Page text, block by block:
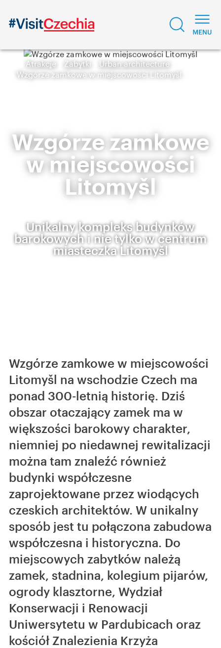
Atrakcje Zabytki
Urban architecture
Wzgórze zamkowe w miejscowości Litomyšl
Wzgórze zamkowe
w miejscowości
Litomyšl
Unikalny kompleks budynków
barokowych i nie tylko w centrum
miasteczka Litomyšl
Wzgórze zamkowe w miejscowości
Litomyšl na wschodzie Czech ma
ponad 300-letnią historię. Dziś
obszar otaczający zamek ma w
większości barokowy charakter,
niemniej po niedawnej rewitalizacji
można tam znaleźć również
budynki współczesne
zaprojektowane przez wiodących
czeskich architektów. W unikalny
sposób jest tu połączona zabudowa
współczesna i historyczna. Do
miejscowych zabytków należą
zamek, stadnina, kolegium pijarów,
ogrody klasztorne, Wydział
Konserwacji i Renowacji
Uniwersytetu w Pardubicach oraz
kościół Znalezienia Krzyża